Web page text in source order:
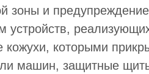
зоны и
устройств,
кожухи, которыми
машин, защитные